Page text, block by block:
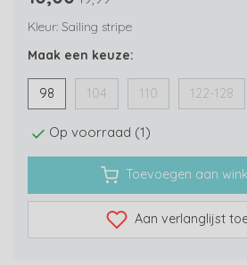
Kleur: Sailing stripe
Maak een keuze:
98 104 110 122-128
Op voorraad (1)
Toevoegen aan
Aan verlanglijst